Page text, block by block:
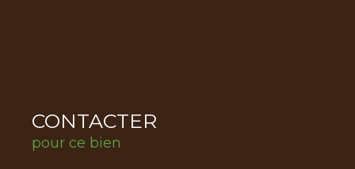
CONTACTER
pour ce bien